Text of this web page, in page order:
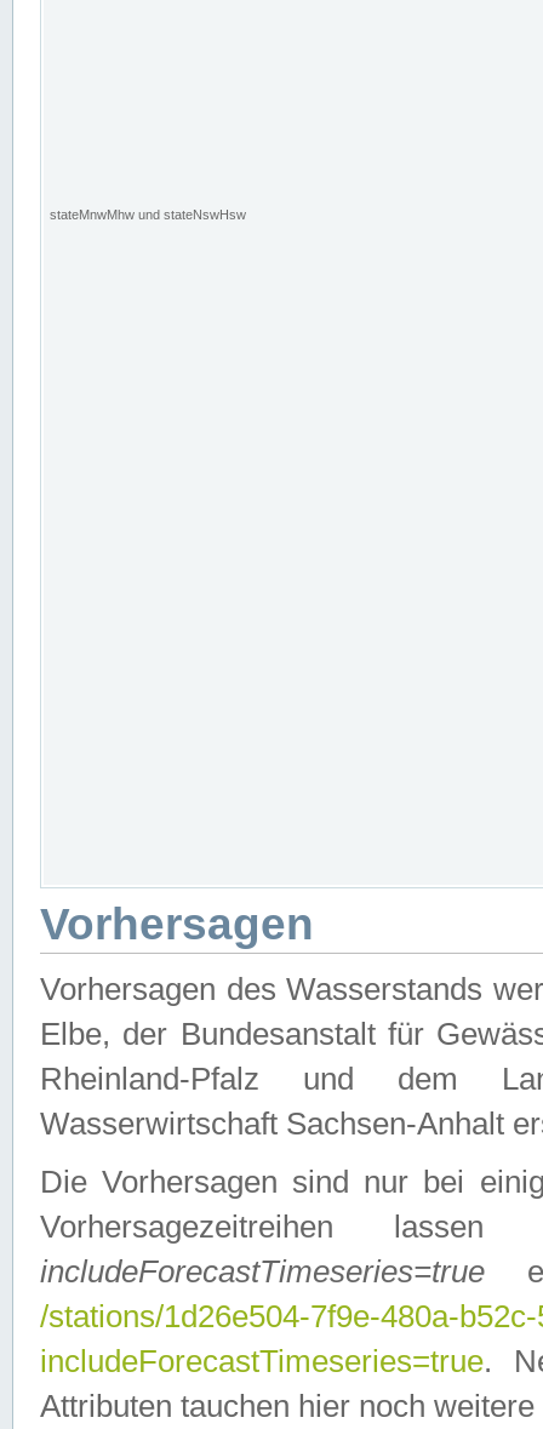
stateMnwMhw und stateNswHsw
Vorhersagen
Vorhersagen des Wasserstands
Elbe, der Bundesanstalt für
Rheinland-Pfalz und dem
Wasserwirtschaft Sachsen-Anhalt
Die Vorhersagen sind nur bei
Vorhersagezeitreihen
includeForecastTimeseries=true
/stations/1d26e504-7f9e-480a-
includeForecastTimeseries=true.
Attributen tauchen hier noch weitere